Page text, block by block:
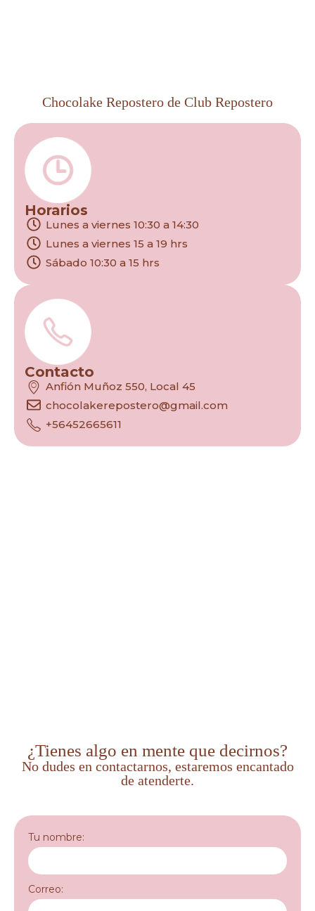
Chocolake Repostero de Club Repostero
Horarios
Lunes a viernes 10:30 a 14:30
Lunes a viernes 15 a 19 hrs
Sábado 10:30 a 15 hrs
Contacto
Anfión Muñoz 550, Local 45
chocolakerepostero@gmail.com
+56452665611
¿Tienes algo en mente que decirnos?
No dudes en contactarnos, estaremos encantado
de atenderte.
Tu nombre:
Correo: